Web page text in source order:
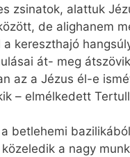
zsinatok, alattuk
de alighanem
a kereszthajó
át- meg
az a Jézus él-e
– elmélkedett
betlehemi
a nagy